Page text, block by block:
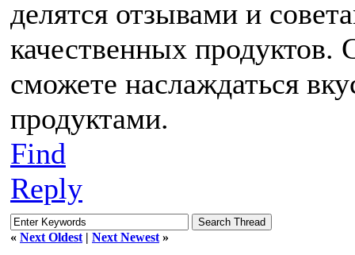
делятся отзывами и
качественных
сможете наслаждаться
продуктами.
Find
Reply
« Next Oldest | Next Newest »